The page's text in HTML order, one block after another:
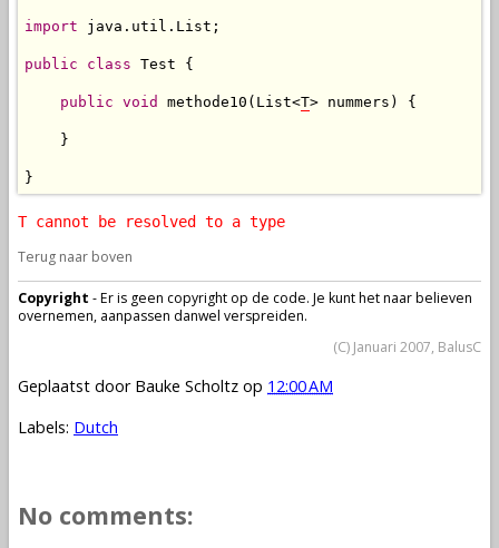
import java.util.List;
public class Test {
public void methode10(List<T> nummers) {
    }
}
T cannot be resolved to a type
Terug naar boven
Copyright - Er is geen copyright op de code. Je kunt het naar believen
overnemen, aanpassen danwel verspreiden.
(C) Januari 2007, BalusC
Geplaatst door Bauke Scholtz op 12:00 AM
Labels: Dutch
No comments: